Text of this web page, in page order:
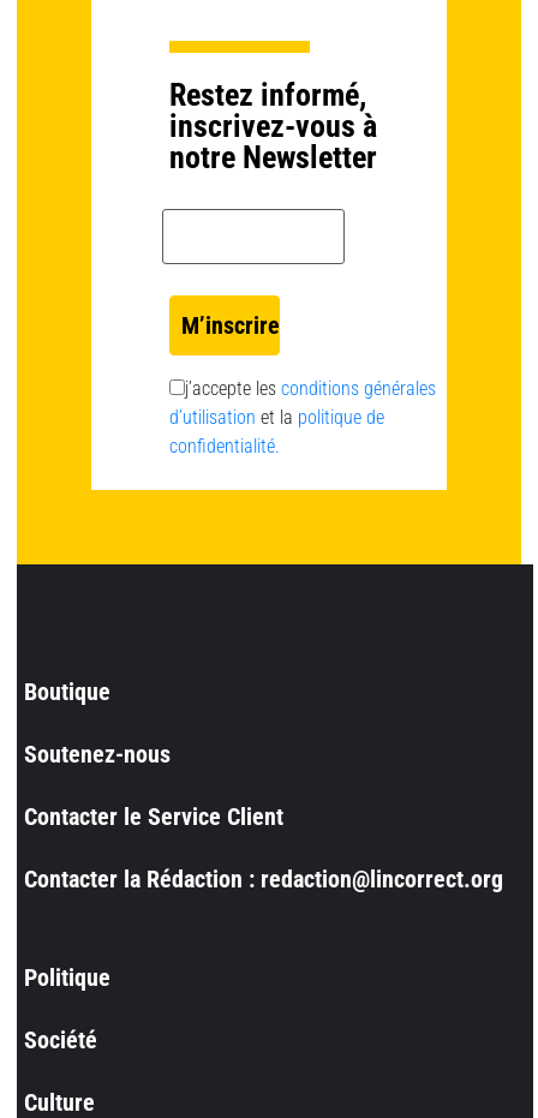
Restez informé,
inscrivez-vous à
notre Newsletter
j’accepte les conditions générales
d’utilisation et la politique de
confidentialité.
Boutique
Soutenez-nous
Contacter le Service Client
Contacter la Rédaction : redaction@lincorrect.org
Politique
Société
Culture